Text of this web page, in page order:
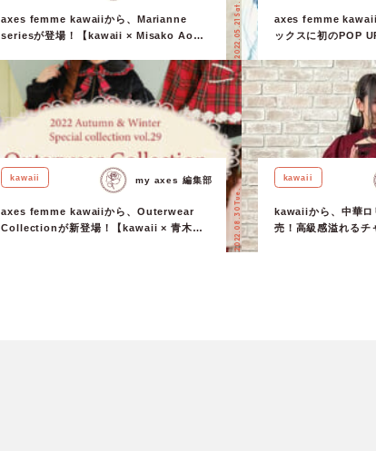
axes femme kawaiiから、Marianne
seriesが登場！【kawaii × Misako Aoki
2022.05.21 Sat.
axes femme kawaii
ックスに初のPOP
店】
kawaii
axes femme kawaiiから、Outerwear
Collectionが新登場！【kawaii × 青木美
2022.08.30 Tue.
my axes 編集部 kawaii
kawaiiから、中華ロ
売！高級感溢れるチ